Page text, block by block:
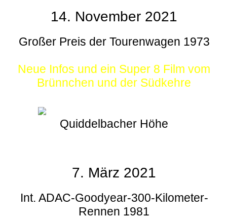
14. November 2021
Großer Preis der Tourenwagen 1973
Neue Infos und ein Super 8 Film vom
Brünnchen und der Südkehre
Quiddelbacher Höhe
7. März 2021
Int. ADAC-Goodyear-300-Kilometer-
Rennen 1981